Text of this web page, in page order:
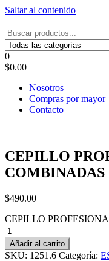
Saltar al contenido
Tel: 22087679 – Cel: 097
0
$0.00
Nosotros
Compras por mayor
Contacto
CEPILLO
COMBINADAS
$490.00
CEPILLO
Añadir al carrito
SKU: 1251.6 Categoría: